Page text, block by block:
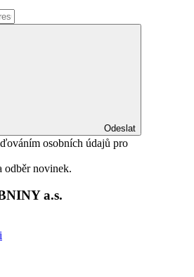
Odeslat
osobních údajů pro
odběr novinek.
a.s.